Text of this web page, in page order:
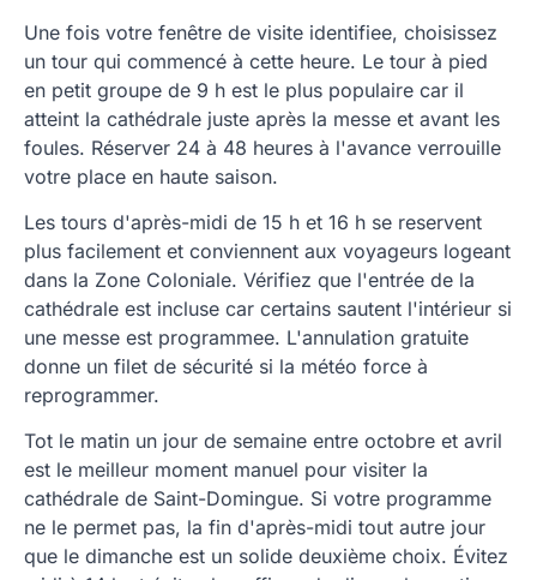
Une fois votre fenêtre de visite identifiee, choisissez
un tour qui commencé à cette heure. Le tour à pied
en petit groupe de 9 h est le plus populaire car il
atteint la cathédrale juste après la messe et avant les
foules. Réserver 24 à 48 heures à l'avance verrouille
votre place en haute saison.
Les tours d'après-midi de 15 h et 16 h se reservent
plus facilement et conviennent aux voyageurs logeant
dans la Zone Coloniale. Vérifiez que l'entrée de la
cathédrale est incluse car certains sautent l'intérieur si
une messe est programmee. L'annulation gratuite
donne un filet de sécurité si la météo force à
reprogrammer.
Tot le matin un jour de semaine entre octobre et avril
est le meilleur moment manuel pour visiter la
cathédrale de Saint-Domingue. Si votre programme
ne le permet pas, la fin d'après-midi tout autre jour
que le dimanche est un solide deuxième choix. Évitez